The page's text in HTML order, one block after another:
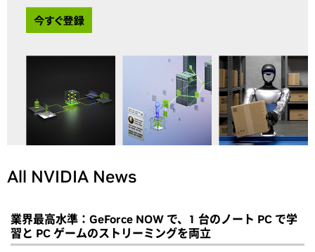
All NVIDIA News
業界最高水準：GeForce NOW で、1 台のノート PC で学
習と PC ゲームのストリーミングを両立